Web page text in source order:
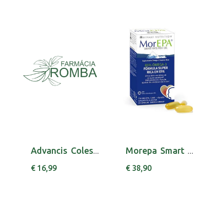
Advancis Colesterim Caps X30 cáps(s)
€ 16,99
Morepa Smart Fats Caps X 30 cáps(s)
€ 38,90